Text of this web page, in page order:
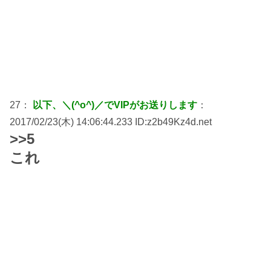
27： 以下、＼(^o^)／でVIPがお送りします ：
2017/02/23(木) 14:06:44.233 ID:z2b49Kz4d.net
>>5
これ